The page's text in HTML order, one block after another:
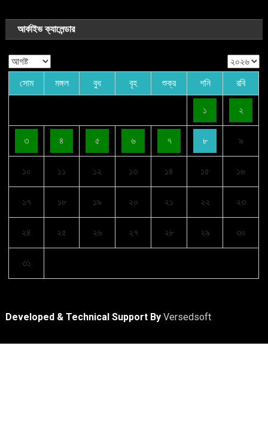
আর্কাইভ ক্যালেন্ডার
সোম মঙ্গল বুধ বৃহ শুক্র শনি রবি
১ ২
৩ ৪ ৫ ৬ ৭ ৮ ৯
১০ ১১ ১২ ১৩ ১৪ ১৫ ১৬
১৭ ১৮ ১৯ ২০ ২১ ২২ ২৩
২৪ ২৫ ২৬ ২৭ ২৮ ২৯ ৩০
৩১
Developed & Technical Support ByVersedsoft